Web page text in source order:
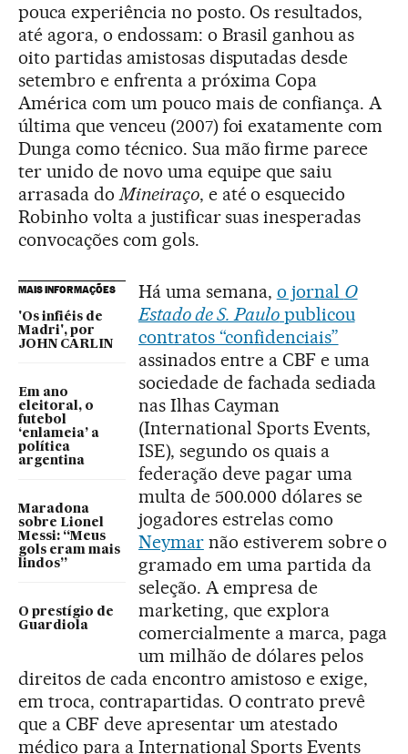
pouca experiência no posto. Os resultados,
até agora, o endossam: o Brasil ganhou as
oito partidas amistosas disputadas desde
setembro e enfrenta a próxima Copa
América com um pouco mais de confiança. A
última que venceu (2007) foi exatamente com
Dunga como técnico. Sua mão firme parece
ter unido de novo uma equipe que saiu
arrasada doMineiraço, e até o esquecido
Robinho volta a justificar suas inesperadas
convocações com gols.
MAIS INFORMAÇÕES
'Os infiéis de
Madri', por
JOHN CARLIN
Em ano
eleitoral, o
futebol
‘enlameia’ a
política
argentina
Maradona
sobre Lionel
Messi: “Meus
gols eram mais
lindos”
O prestígio de
Guardiola
Há uma semana, o jornal O
Estado de S. Paulopublicou
contratos “confidenciais”
assinados entre a CBF e uma
sociedade de fachada sediada
nas Ilhas Cayman
(International Sports Events,
ISE), segundo os quais a
federação deve pagar uma
multa de 500.000 dólares se
jogadores estrelas como
Neymarnão estiverem sobre o
gramado em uma partida da
seleção. A empresa de
marketing, que explora
comercialmente a marca, paga
um milhão de dólares pelos
direitos de cada encontro amistoso e exige,
em troca, contrapartidas. O contrato prevê
que a CBF deve apresentar um atestado
médico para a International Sports Events